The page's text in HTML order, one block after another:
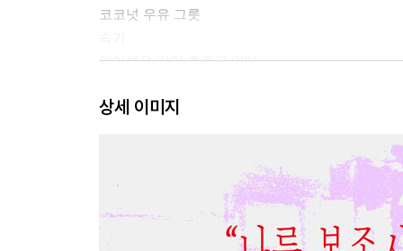
코코넛 우유 그릇
얼어붙은 강이 흐르고 있다
추천의 말
상세 이미지